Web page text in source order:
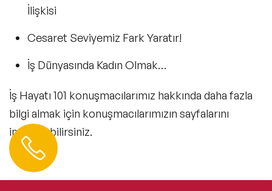
İlişkisi
Cesaret Seviyemiz Fark Yaratır!
İş Dünyasında Kadın Olmak…
İş Hayatı 101 konuşmacılarımız hakkında daha fazla
bilgi almak için konuşmacılarımızın sayfalarını
inceleyebilirsiniz.
Hemen Ulaşın
Başarı Öyküleri Konuşmacıları
C-Level Konuşmacılar
Mizah Konuşmacıları
Müşteri & Tüketici Trendleri Konuşmacıları
Vizyon & Strateji Konuşmacıları
İnovasyon Konuşmacıları